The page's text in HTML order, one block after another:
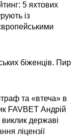
5 яхтових
із
біженців. Пир
та «втеча» в
FAVBET Андрій
державі
ліцензії